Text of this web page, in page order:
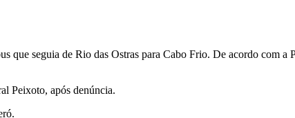
que seguia de Rio das Ostras para Cabo Frio. De acordo com
Peixoto, após denúncia.